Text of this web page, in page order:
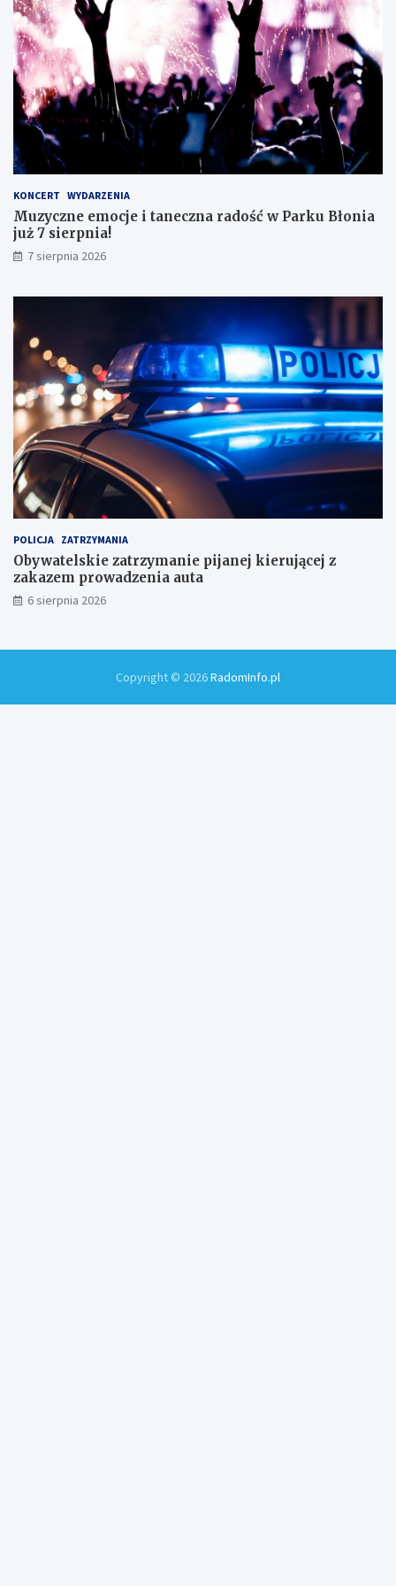
ę
z
d
o
s
k
o
n
a
ł
m
i
w
y
k
a
m
e
g
o
!
KONCERT WYDARZENIA
Muzyczne emocje i taneczna radość w Parku Błonia
już 7 sierpnia!
7 sierpnia 2026
POLICJA ZATRZYMANIA
Obywatelskie zatrzymanie pijanej kierującej z
zakazem prowadzenia auta
6 sierpnia 2026
Copyright © 2026RadomInfo.pl